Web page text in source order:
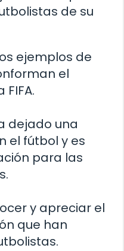
de su
ejemplos de
el
dejado una
el fútbol y es
para las
y apreciar el
que han